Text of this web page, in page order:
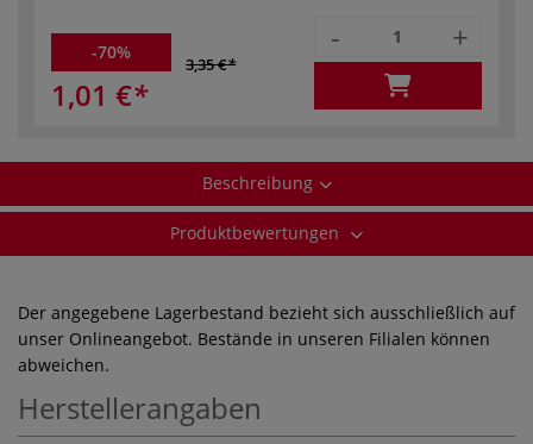
-70%
3,35 €
1,01 €
- +
Beschreibung
Produktbewertungen
Der angegebene Lagerbestand bezieht sich ausschließlich auf
unser Onlineangebot. Bestände in unseren Filialen können
abweichen.
Herstellerangaben